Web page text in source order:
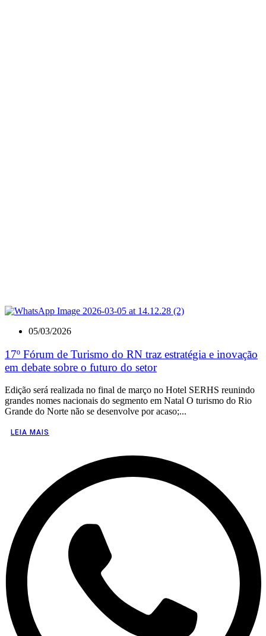
05/03/2026
17º Fórum de Turismo do RN traz estratégia e inovação
em debate sobre o futuro do setor
Edição será realizada no final de março no Hotel SERHS reunindo
grandes nomes nacionais do segmento em Natal O turismo do Rio
Grande do Norte não se desenvolve por acaso;...
LEIA MAIS